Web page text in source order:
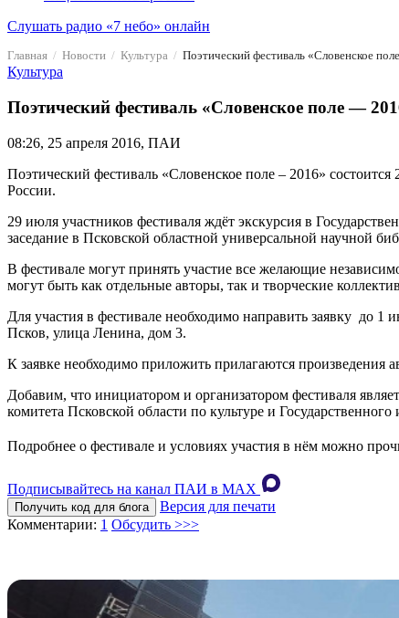
Слушать радио «7 небо» онлайн
Главная Новости Культура Поэтический фестиваль «Словенское
Культура
Поэтический фестиваль «Словенское поле —
08:26, 25 апреля 2016, ПАИ
Поэтический фестиваль «Словенское поле – 2016»
России.
29 июля участников фестиваля ждёт экскурсия в
заседание в Псковской областной универсальной научной
В фестивале могут принять участие все желающие
могут быть как отдельные авторы, так и творческие
Для участия в фестивале необходимо направить заявку до 1
Псков, улица Ленина, дом 3.
К заявке необходимо приложить прилагаются произведения
Добавим, что инициатором и организатором фестиваля
комитета Псковской области по культуре и
Подробнее о фестивале и условиях участия в нём можно
Подписывайтесь на канал ПАИ в MAХ
Получить код для блога
Версия для печати
Комментарии: 1 Обсудить >>>